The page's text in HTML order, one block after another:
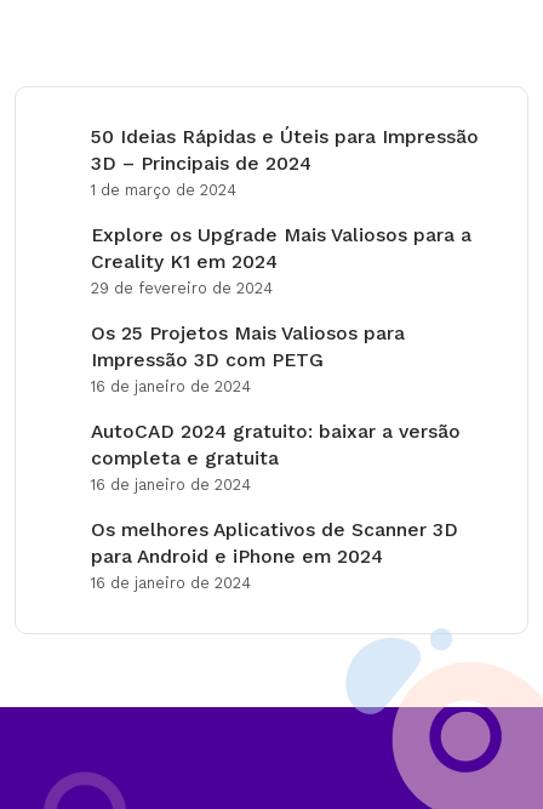
50 Ideias Rápidas e Úteis para Impressão
3D – Principais de 2024
1 de março de 2024
Explore os Upgrade Mais Valiosos para a
Creality K1 em 2024
29 de fevereiro de 2024
Os 25 Projetos Mais Valiosos para
Impressão 3D com PETG
16 de janeiro de 2024
AutoCAD 2024 gratuito: baixar a versão
completa e gratuita
16 de janeiro de 2024
Os melhores Aplicativos de Scanner 3D
para Android e iPhone em 2024
16 de janeiro de 2024